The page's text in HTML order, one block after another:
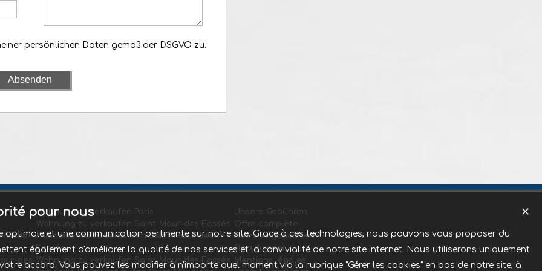
persönlichen Daten gemäß der DSGVO zu.
des-
Wohnung zu verkaufen Paris
Wohnung zu verkaufen Saint-Maur-des-Fossés
Immobilie Pro zu verkaufen Saint-Maur-des-
Fossés
Wohnung zu verkaufen Saint-Maur-des-Fossés
Unsere Gebühren
Offre complète
Notre engagement
Plan du site
Mentions légales
✕
pour nous
et une communication pertinente sur notre site. Grace à ces technologies, nous pouvons vous proposer du
également d'améliorer la qualité de nos services et la convivialité de notre site internet. Nous utiliserons uniquement
accord. Vous pouvez les modifier à n'importe quel moment via la rubrique "Gérer les cookies" en bas de notre site, à